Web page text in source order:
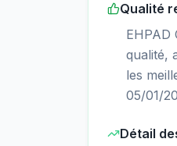
Qualité
EHPAD
qualité,
les
05/01/
Détail